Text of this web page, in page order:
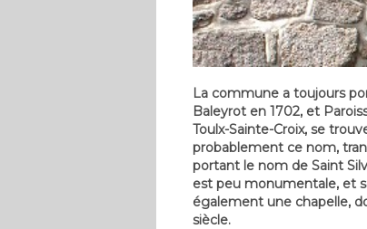
La commune a toujours
Baleyrot en 1702, et
Toulx-Sainte-Croix, se
probablement ce nom,
portant le nom de Saint
est peu monumentale, et
également une chapelle,
siècle.